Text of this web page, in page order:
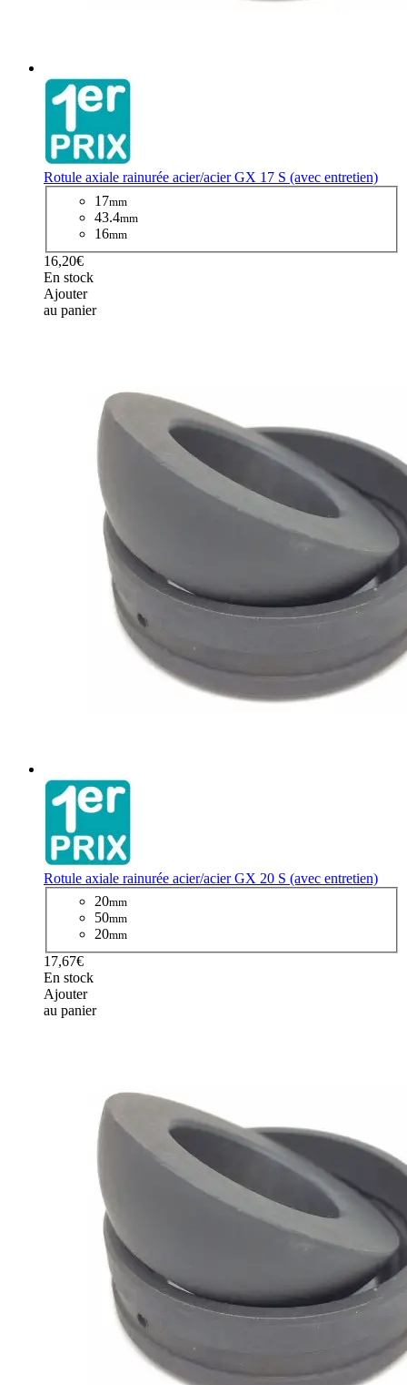
Rotule axiale rainurée acier/acier GX 17 S (avec entretien)
17mm
43.4mm
16mm
16,20€
En stock
Ajouter
au panier
Rotule axiale rainurée acier/acier GX 20 S (avec entretien)
20mm
50mm
20mm
17,67€
En stock
Ajouter
au panier